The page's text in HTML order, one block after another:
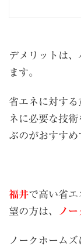
デメリットは
ます。
省エネに対す
ネに必要な技
ぶのがおすすめ
福井で高い省
望の方は、
ノ
ノークホームズ